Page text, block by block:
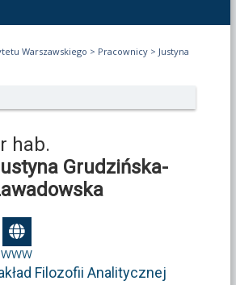
Warszawskiego > Pracownicy> Justyna
hab.
Grudzińska-
WWW
Filozofii Analitycznej